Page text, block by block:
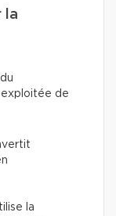
la
de
la